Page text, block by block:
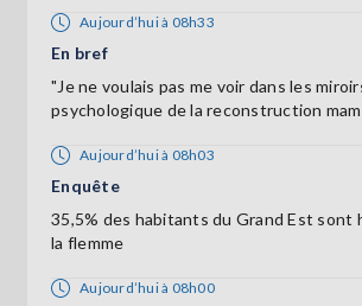
Aujourd’hui à 08h33
En bref
"Je ne voulais pas me voir dans les
psychologique de la reconstruction
Aujourd’hui à 08h03
Enquête
35,5% des habitants du Grand Est sont
la flemme
Aujourd’hui à 08h00